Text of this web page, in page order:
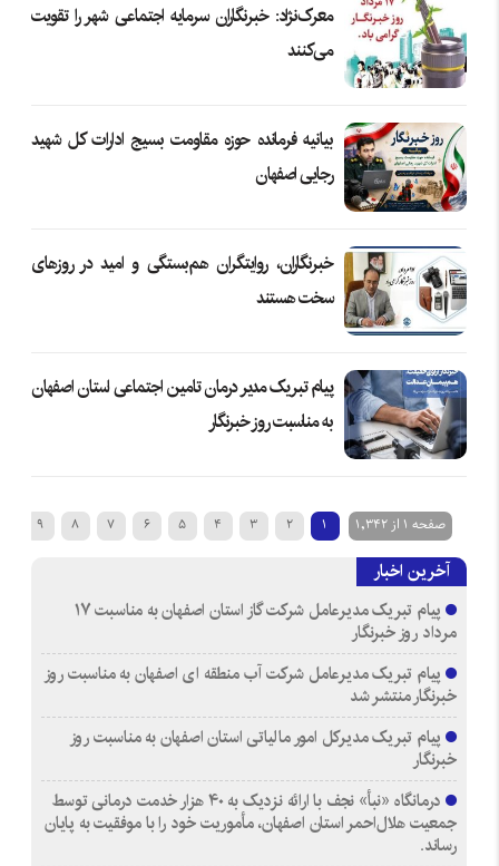
معرک‌نژاد: خبرنگاران سرمایه اجتماعی شهر را تقویت
می‌کنند
بیانیه فرمانده حوزه مقاومت بسیج ادارات کل شهید
رجایی اصفهان
خبرنگاران، روایتگران هم‌بستگی و امید در روزهای
سخت هستند
پیام تبریک مدیر درمان تامین اجتماعی استان اصفهان
به مناسبت روز خبرنگار
صفحه 1 از 1,342 1
2
3
4
5
6
7
8
9
آخرین اخبار
پیام تبریک مدیرعامل شرکت گاز استان اصفهان به مناسبت ۱۷
مرداد روز خبرنگار
پیام تبریک مدیرعامل شرکت آب منطقه ای اصفهان به مناسبت روز
خبرنگار منتشر شد
پیام تبریک مدیرکل امور مالیاتی استان اصفهان به مناسبت روز
خبرنگار
درمانگاه «نبأ» نجف با ارائه نزدیک به ۴۰ هزار خدمت درمانی توسط
جمعیت هلال‌احمر استان اصفهان، مأموریت خود را با موفقیت به پایان
رساند.